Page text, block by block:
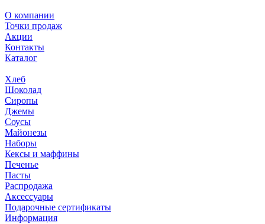
О компании
Точки продаж
Акции
Контакты
Каталог
Хлеб
Шоколад
Сиропы
Джемы
Соусы
Майонезы
Наборы
Кексы и маффины
Печенье
Пасты
Распродажа
Аксессуары
Подарочные сертификаты
Информация